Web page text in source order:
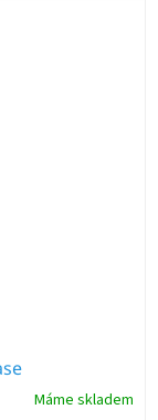
Máme skladem